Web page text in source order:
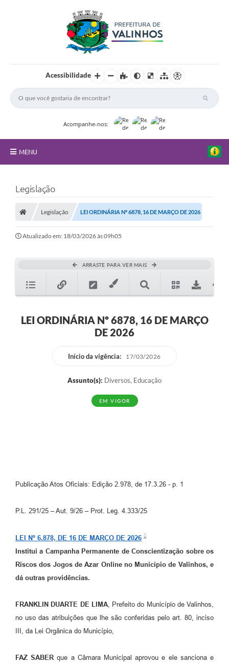
Acessibilidade
Acompanhe-nos:
MENU
Principal
Nossa Cidade
Secretarias
Transparência
Programa Famílias Fortes
Contratação de estagiário - estudante de Direito -
Vagas de emprego no PAT Valinhos
Carta de Serviços
Galeria de Vídeos
Conselhos Municipais
Projetos
Contas Públicas
Editais
Serviços Online
Legislação
Legislação LEI ORDINÁRIA Nº 6878, 16 DE MARÇO DE 2026
Atualizado em: 18/03/2026 às 09h05
ARRASTE PARA VER MAIS
LEI ORDINÁRIA Nº 6878, 16 DE MARÇO
DE 2026
Início da vigência: 17/03/2026
Assunto(s): Diversos, Educação
EM VIGOR
Publicação Atos Oficiais: Edição 2.978, de 17.3.26 - p. 1
P.L. 291/25 – Aut. 9/26 – Prot. Leg. 4.333/25
LEI Nº 6.878, DE 16 DE MARÇO DE 2026
Institui a Campanha Permanente de Conscientização sobre os
Riscos dos Jogos de Azar Online no Município de Valinhos, e
dá outras providências.
FRANKLIN DUARTE DE LIMA, Prefeito do Município de Valinhos,
no uso das atribuições que lhe são conferidas pelo art. 80, inciso
III, da Lei Orgânica do Município,
FAZ SABERque a Câmara Municipal aprovou e ele sanciona e